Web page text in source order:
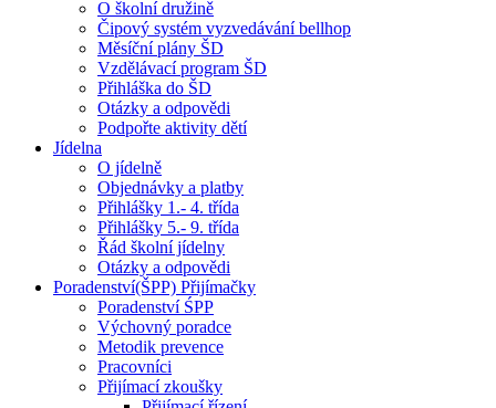
O školní družině
Čipový systém vyzvedávání bellhop
Měsíční plány ŠD
Vzdělávací program ŠD
Přihláška do ŠD
Otázky a odpovědi
Podpořte aktivity dětí
Jídelna
O jídelně
Objednávky a platby
Přihlášky 1.- 4. třída
Přihlášky 5.- 9. třída
Řád školní jídelny
Otázky a odpovědi
Poradenství(ŠPP) Přijímačky
Poradenství ŚPP
Výchovný poradce
Metodik prevence
Pracovníci
Přijímací zkoušky